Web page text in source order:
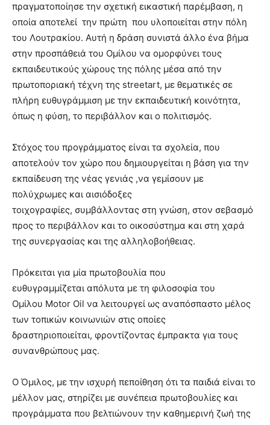
πραγματοποίησε την σχετική εικαστική παρέμβαση, η
οποία αποτελεί την πρώτη που υλοποιείται στην πόλη
του Λουτρακίου. Αυτή η δράση συνιστά άλλο ένα βήμα
στην προσπάθειά του Ομίλου να ομορφύνει τους
εκπαιδευτικούς χώρους της πόλης μέσα από την
πρωτοποριακή τέχνη της streetart, με θεματικές σε
πλήρη ευθυγράμμιση με την εκπαιδευτική κοινότητα,
όπως η φύση, το περιβάλλον και ο πολιτισμός.
Στόχος του προγράμματος είναι τα σχολεία, που
αποτελούν τον χώρο που δημιουργείται η βάση για την
εκπαίδευση της νέας γενιάς ,να γεμίσουν με
πολύχρωμες και αισιόδοξες
τοιχογραφίες, συμβάλλοντας στη γνώση, στον σεβασμό
προς το περιβάλλον και το οικοσύστημα και στη χαρά
της συνεργασίας και της αλληλοβοήθειας.
Πρόκειται για μία πρωτοβουλία που
ευθυγραμμίζεται απόλυτα με τη φιλοσοφία του
Ομίλου Motor Oil να λειτουργεί ως αναπόσπαστο μέλος
των τοπικών κοινωνιών στις οποίες
δραστηριοποιείται, φροντίζοντας έμπρακτα για τους
συνανθρώπους μας.
Ο Όμιλος, με την ισχυρή πεποίθηση ότι τα παιδιά είναι το
μέλλον μας, στηρίζει με συνέπεια πρωτοβουλίες και
προγράμματα που βελτιώνουν την καθημερινή ζωή της